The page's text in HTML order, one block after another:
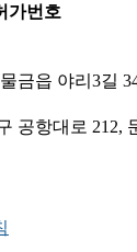
가번호
금읍 야리3길
공항대로 212,